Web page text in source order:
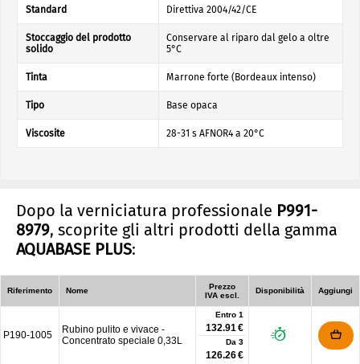
Standard Direttiva 2004/42/CE
Stoccaggio del prodotto
solido
Conservare al riparo dal gelo a oltre
5°C
Tinta Marrone forte (Bordeaux intenso)
Tipo Base opaca
Viscosite 28-31 s AFNOR4 a 20°C
Dopo la verniciatura professionale P991-
8979, scoprite gli altri prodotti della gamma
AQUABASE PLUS:
Riferimento Nome
Prezzo
IVA escl.
Disponibilità Aggiungi
P190-1005
Rubino pulito e vivace -
Concentrato speciale 0,33L
Entro 1
132.91 €
Da 3
126.26 €